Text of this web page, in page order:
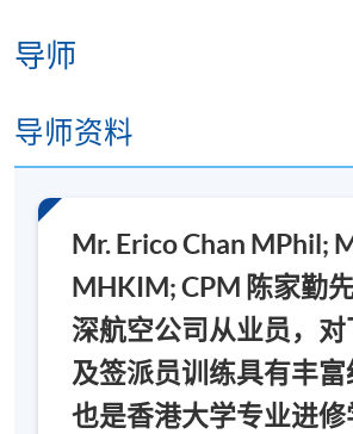
导师
导师资料
Mr. Erico Chan MPhil;
MHKIM; CPM 陈家勤
深航空公司从业员，对
及签派员训练具有丰
也是香港大学专业进